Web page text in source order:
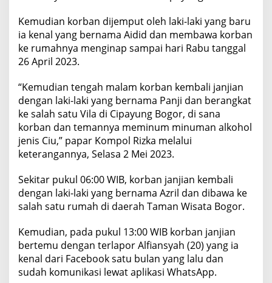
Kemudian korban dijemput oleh laki-laki yang baru
ia kenal yang bernama Aidid dan membawa korban
ke rumahnya menginap sampai hari Rabu tanggal
26 April 2023.
“Kemudian tengah malam korban kembali janjian
dengan laki-laki yang bernama Panji dan berangkat
ke salah satu Vila di Cipayung Bogor, di sana
korban dan temannya meminum minuman alkohol
jenis Ciu,” papar Kompol Rizka melalui
keterangannya, Selasa 2 Mei 2023.
Sekitar pukul 06:00 WIB, korban janjian kembali
dengan laki-laki yang bernama Azril dan dibawa ke
salah satu rumah di daerah Taman Wisata Bogor.
Kemudian, pada pukul 13:00 WIB korban janjian
bertemu dengan terlapor Alfiansyah (20) yang ia
kenal dari Facebook satu bulan yang lalu dan
sudah komunikasi lewat aplikasi WhatsApp.